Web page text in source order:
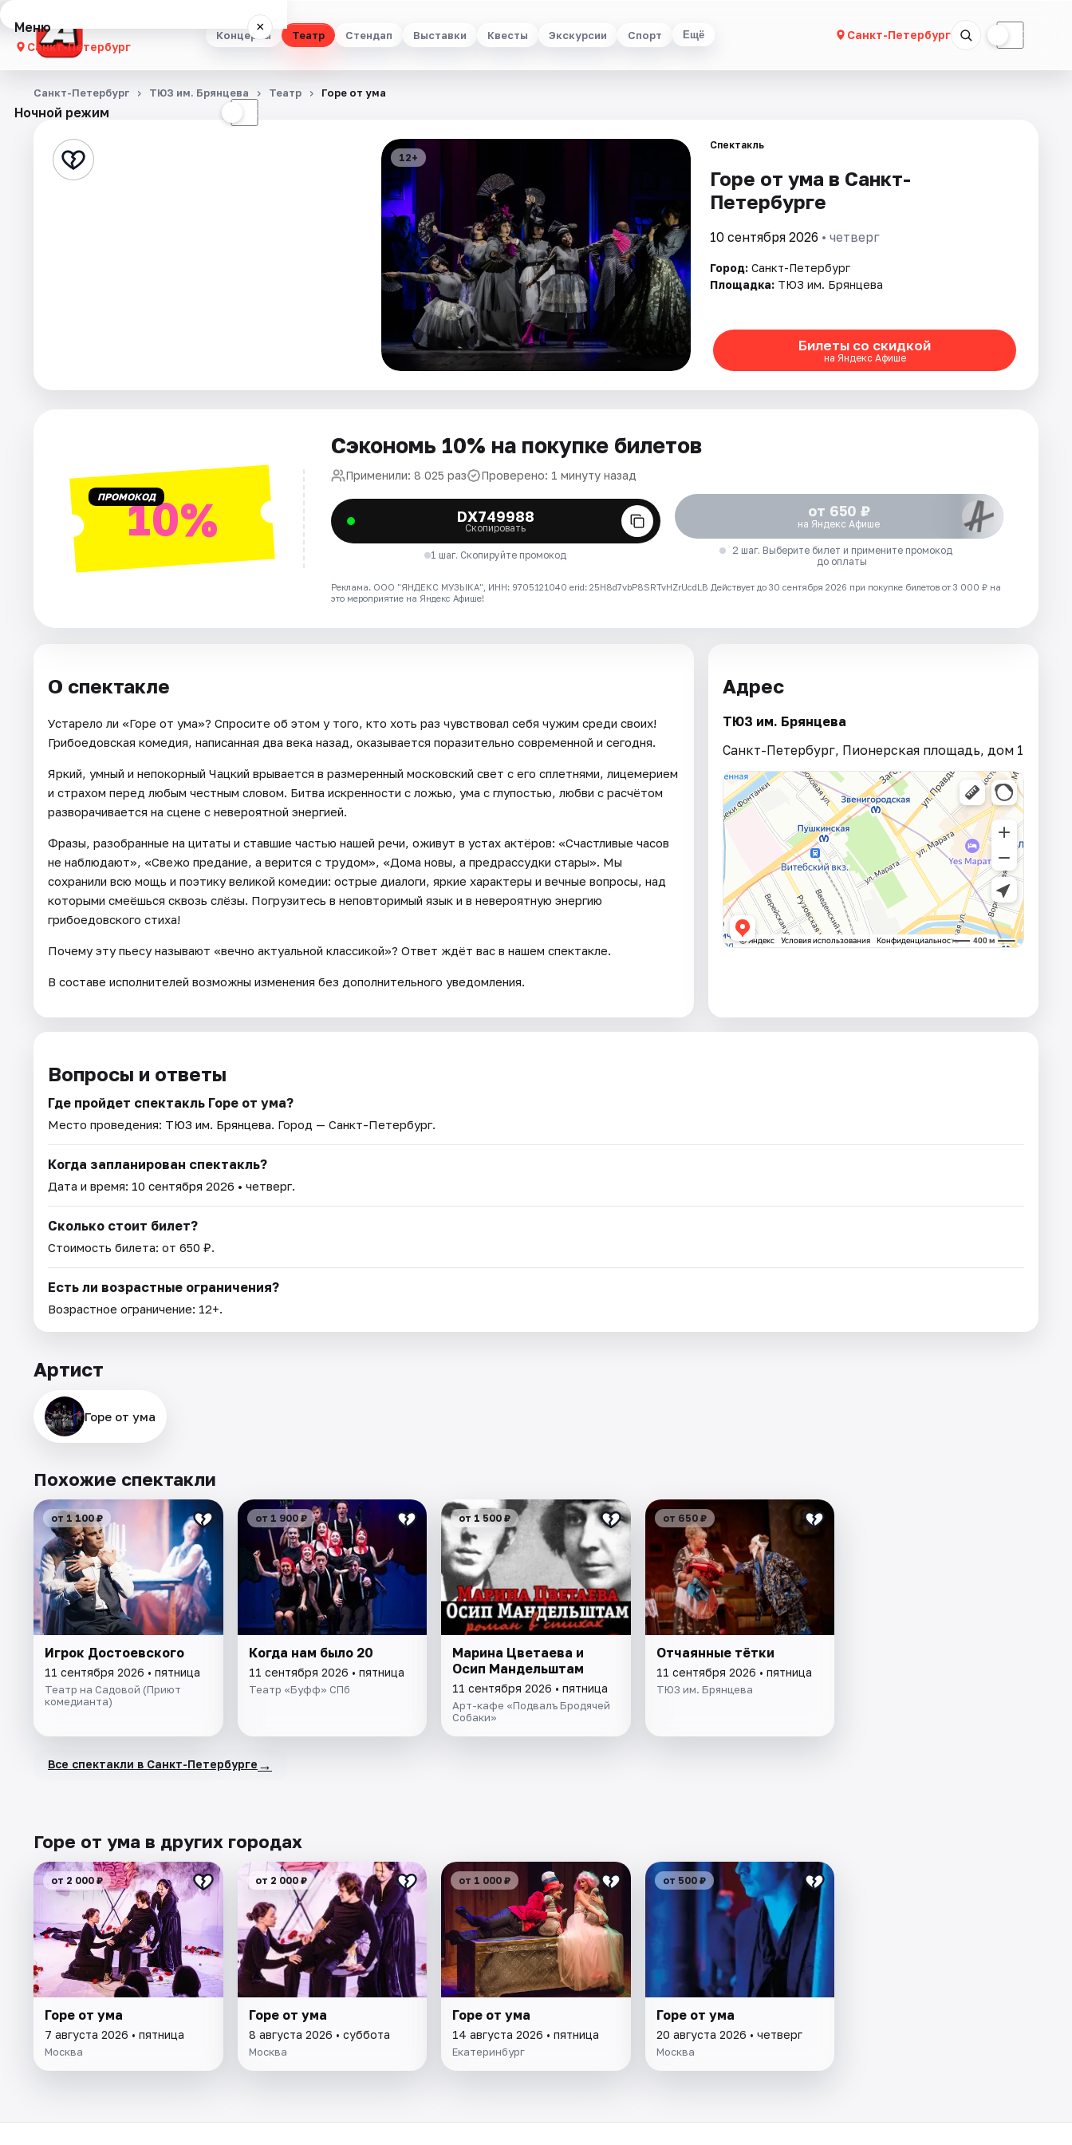
Концерты Театр Стендап Выставки Квесты Экскурсии Спорт Ещё Санкт-Петербург ☾
Меню ×
Санкт-Петербург
Концерты
Стендап
Артисты
Рейтинги
Ночной режим ☾
Санкт-Петербург ТЮЗ им. Брянцева Театр Горе от ума
12+
Спектакль
Горе от ума в Санкт-
Петербурге
10 сентября 2026 • четверг
Город: Санкт-Петербург
Площадка: ТЮЗ им. Брянцева
Билеты со скидкой
на Яндекс Афише
ПРОМОКОД10%
Сэкономь 10% на покупке билетов
Применили: 8 025 раз Проверено: 1 минуту назад
DX749988
Скопировать
1 шаг. Скопируйте промокод
от 650 ₽
на Яндекс Афише
2 шаг. Выберите билет и примените промокод
до оплаты
Реклама. ООО "ЯНДЕКС МУЗЫКА", ИНН: 9705121040 erid: 25H8d7vbP8SRTvHZrUcdLB Действует до 30 сентября 2026 при покупке билетов от 3 000 ₽ на
это мероприятие на Яндекс Афише!
О спектакле
Устарело ли «Горе от ума»? Спросите об этом у того, кто хоть раз чувствовал себя чужим среди своих!
Грибоедовская комедия, написанная два века назад, оказывается поразительно современной и сегодня.
Яркий, умный и непокорный Чацкий врывается в размеренный московский свет с его сплетнями, лицемерием
и страхом перед любым честным словом. Битва искренности с ложью, ума с глупостью, любви с расчётом
разворачивается на сцене с невероятной энергией.
Фразы, разобранные на цитаты и ставшие частью нашей речи, оживут в устах актёров: «Счастливые часов
не наблюдают», «Свежо предание, а верится с трудом», «Дома новы, а предрассудки стары». Мы
сохранили всю мощь и поэтику великой комедии: острые диалоги, яркие характеры и вечные вопросы, над
которыми смеёшься сквозь слёзы. Погрузитесь в неповторимый язык и в невероятную энергию
грибоедовского стиха!
Почему эту пьесу называют «вечно актуальной классикой»? Ответ ждёт вас в нашем спектакле.
В составе исполнителей возможны изменения без дополнительного уведомления.
Адрес
ТЮЗ им. Брянцева
Санкт-Петербург, Пионерская площадь, дом 1
Вопросы и ответы
Где пройдет спектакль Горе от ума?
Место проведения: ТЮЗ им. Брянцева. Город — Санкт-Петербург.
Когда запланирован спектакль?
Дата и время: 10 сентября 2026 • четверг.
Сколько стоит билет?
Стоимость билета: от 650 ₽.
Есть ли возрастные ограничения?
Возрастное ограничение: 12+.
Артист
Горе от ума
Похожие спектакли
от 1 100 ₽
Игрок Достоевского
11 сентября 2026 • пятница
Театр на Садовой (Приют
комедианта)
от 1 900 ₽
Когда нам было 20
11 сентября 2026 • пятница
Театр «Буфф» СПб
от 1 500 ₽
Марина Цветаева и
Осип Мандельштам
11 сентября 2026 • пятница
Арт-кафе «Подвалъ Бродячей
Собаки»
от 650 ₽
Отчаянные тётки
11 сентября 2026 • пятница
ТЮЗ им. Брянцева
Все спектакли в Санкт-Петербурге →
Горе от ума в других городах
от 2 000 ₽
Горе от ума
7 августа 2026 • пятница
Москва
от 2 000 ₽
Горе от ума
8 августа 2026 • суббота
Москва
от 1 000 ₽
Горе от ума
14 августа 2026 • пятница
Екатеринбург
от 500 ₽
Горе от ума
20 августа 2026 • четверг
Москва